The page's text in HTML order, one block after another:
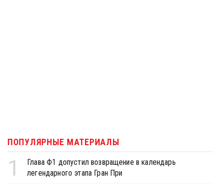
ПОПУЛЯРНЫЕ МАТЕРИАЛЫ
1
Глава Ф1 допустил возвращение в календарь
легендарного этапа Гран При